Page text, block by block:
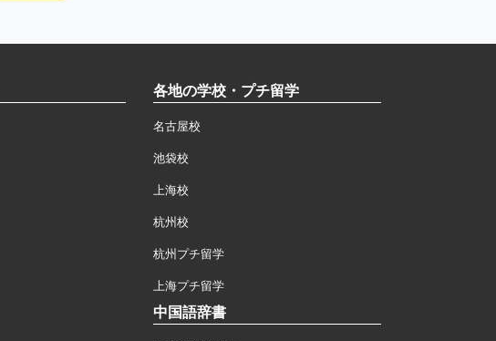
各地の学校・プチ留学
名古屋校
池袋校
上海校
杭州校
杭州プチ留学
上海プチ留学
中国語辞書